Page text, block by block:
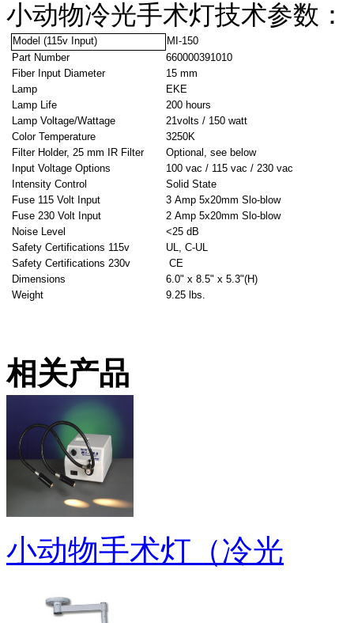
小动物冷光手术灯技术参数：
Model (115v Input)
MI-150
Part Number
660000391010
Fiber Input Diameter
15 mm
Lamp
EKE
Lamp Life
200 hours
Lamp Voltage/Wattage
21volts / 150 watt
Color Temperature
3250K
Filter Holder, 25 mm IR Filter
Optional, see below
Input Voltage Options
100 vac / 115 vac / 230 vac
Intensity Control
Solid State
Fuse 115 Volt Input
3 Amp 5x20mm Slo-blow
Fuse 230 Volt Input
2 Amp 5x20mm Slo-blow
Noise Level
<25 dB
Safety Certifications 115v
UL, C-UL
Safety Certifications 230v
CE
Dimensions
6.0" x 8.5" x 5.3"(H)
Weight
9.25 lbs.
相关产品
小动物手术灯（冷光